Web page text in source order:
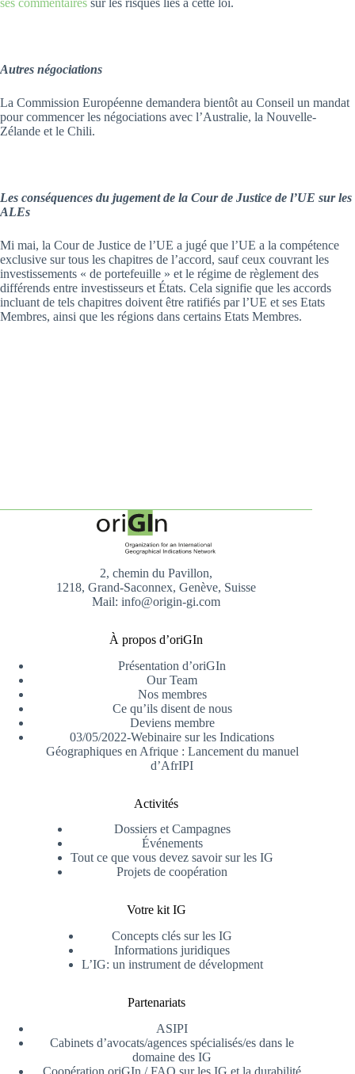
Autres négociations
La Commission Européenne demandera bientôt au Conseil un mandat
pour commencer les négociations avec l’Australie, la Nouvelle-
Zélande et le Chili.
Les conséquences du jugement de la Cour de Justice de l’UE sur les
ALEs
Mi mai, la Cour de Justice de l’UE a jugé que l’UE a la compétence
exclusive sur tous les chapitres de l’accord, sauf ceux couvrant les
investissements « de portefeuille » et le régime de règlement des
différends entre investisseurs et États. Cela signifie que les accords
incluant de tels chapitres doivent être ratifiés par l’UE et ses Etats
Membres, ainsi que les régions dans certains Etats Membres.
2, chemin du Pavillon,
1218, Grand-Saconnex, Genève, Suisse
Mail: info@origin-gi.com
À propos d’oriGIn
Présentation d’oriGIn
Our Team
Nos membres
Ce qu’ils disent de nous
Deviens membre
03/05/2022-Webinaire sur les Indications
Géographiques en Afrique : Lancement du manuel
d’AfrIPI
Activités
Dossiers et Campagnes
Événements
Tout ce que vous devez savoir sur les IG
Projets de coopération
Votre kit IG
Concepts clés sur les IG
Informations juridiques
L’IG: un instrument de dévelopment
Partenariats
ASIPI
Cabinets d’avocats/agences spécialisés/es dans le
domaine des IG
Coopération oriGIn / FAO sur les IG et la durabilité